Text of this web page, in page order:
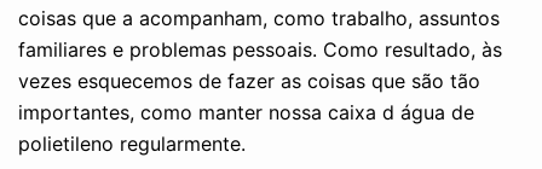
coisas que a acompanham, como trabalho, assuntos
familiares e problemas pessoais. Como resultado, às
vezes esquecemos de fazer as coisas que são tão
importantes, como manter nossa caixa d água de
polietileno regularmente.